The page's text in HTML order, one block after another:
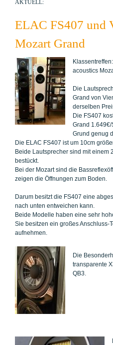
AKTUELL:
ELAC FS407 und
Mozart Grand
acoustics
Die
Grand von
derselben
Die FS407
Grand 1.649€/
Grund genug
Die ELAC FS407 ist um 10cm
Beide Lautsprecher sind mit einem
bestückt.
Bei der Mozart sind die
zeigen die Öffnungen zum Boden.
Darum besitzt die FS407 eine
nach unten entweichen kann.
Beide Modelle haben eine sehr
Sie besitzen ein großes Anschluss-
aufnehmen.
Die
transparente
QB3.